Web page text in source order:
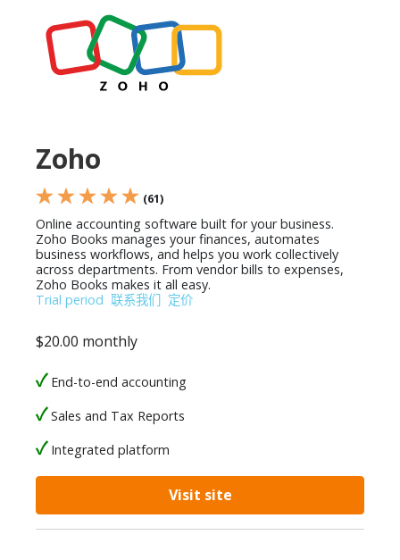
Zoho
★ ★ ★ ★ ★ (61)
Online accounting software built for your business.
Zoho Books manages your finances, automates
business workflows, and helps you work collectively
across departments. From vendor bills to expenses,
Zoho Books makes it all easy.
Trial period 联系我们 定价
$20.00 monthly
End-to-end accounting
Sales and Tax Reports
Integrated platform
Visit site